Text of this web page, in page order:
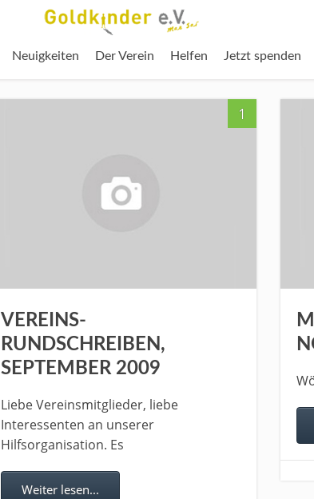
Neuigkeiten Der Verein Helfen Jetzt spenden
1
VEREINS-
RUNDSCHREIBEN,
SEPTEMBER 2009
Liebe Vereinsmitglieder, liebe
Interessenten an unserer
Hilfsorganisation. Es
Weiter lesen...